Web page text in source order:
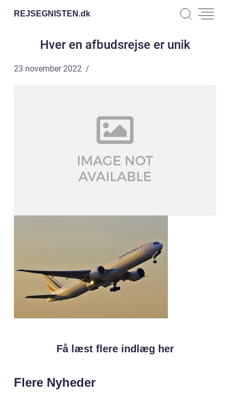
REJSEGNISTEN.dk
Hver en afbudsrejse er unik
23 november 2022
Få læst flere indlæg her
Flere Nyheder